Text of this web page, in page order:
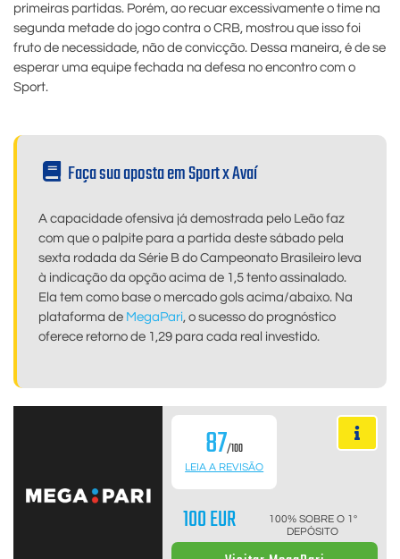
primeiras partidas. Porém, ao recuar excessivamente o time na
segunda metade do jogo contra o CRB, mostrou que isso foi
fruto de necessidade, não de convicção. Dessa maneira, é de se
esperar uma equipe fechada na defesa no encontro com o
Sport.
Faça sua aposta em Sport x Avaí
A capacidade ofensiva já demostrada pelo Leão faz
com que o palpite para a partida deste sábado pela
sexta rodada da Série B do Campeonato Brasileiro leva
à indicação da opção acima de 1,5 tento assinalado.
Ela tem como base o mercado gols acima/abaixo. Na
plataforma de MegaPari, o sucesso do prognóstico
oferece retorno de 1,29 para cada real investido.
87/100
LEIA A REVISÃO
100 EUR
100% SOBRE O 1º
DEPÓSITO